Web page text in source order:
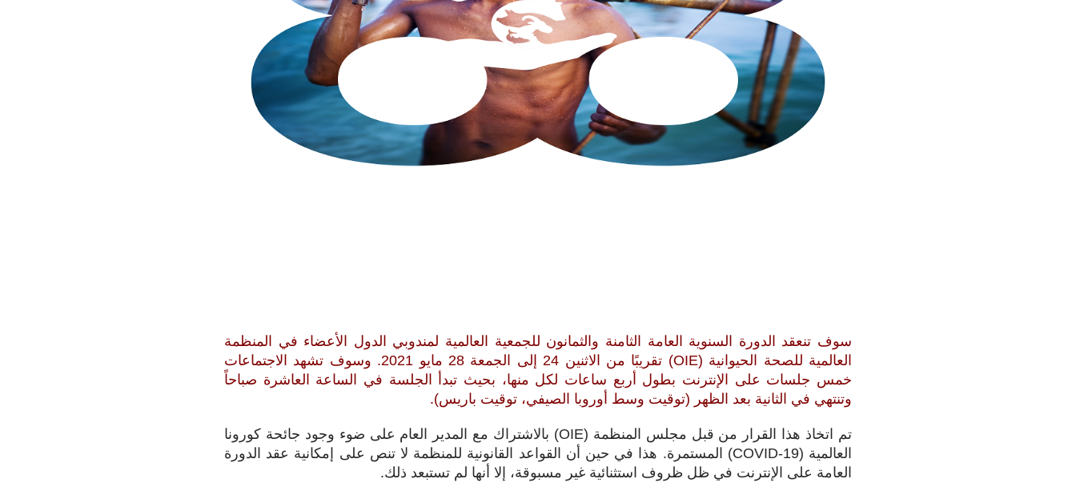
سوف تنعقد الدورة السنوية العامة الثامنة والثمانون للجمعية العالمية لمندوبي الدول الأعضاء في المنظمة
العالمية للصحة الحيوانية (OIE) تقريبًا من الاثنين 24 إلى الجمعة 28 مايو 2021. وسوف تشهد الاجتماعات
خمس جلسات على الإنترنت بطول أربع ساعات لكل منها، بحيث تبدأ الجلسة في الساعة العاشرة صباحاً
وتنتهي في الثانية بعد الظهر (توقيت وسط أوروبا الصيفي، توقيت باريس).
تم اتخاذ هذا القرار من قبل مجلس المنظمة (OIE) بالاشتراك مع المدير العام على ضوء وجود جائحة كورونا
العالمية (COVID-19) المستمرة. هذا في حين أن القواعد القانونية للمنظمة لا تنص على إمكانية عقد الدورة
العامة على الإنترنت في ظل ظروف استثنائية غير مسبوقة، إلا أنها لم تستبعد ذلك.